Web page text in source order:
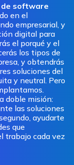
de software
en el
empresarial, y
digital para
el porqué y el
los tipos de
y obtendrás
soluciones del
y neutral. Pero
doble misión:
las soluciones
ayudarte
que
trabajo cada vez